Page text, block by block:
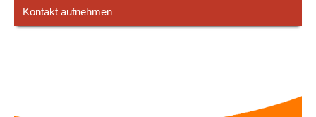
Kontakt aufnehmen